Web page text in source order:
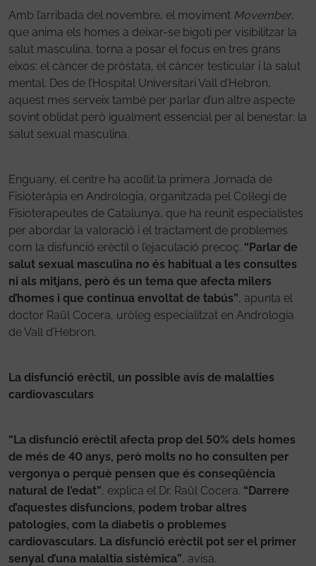
Amb l’arribada del novembre, el moviment Movember,
que anima els homes a deixar-se bigoti per visibilitzar la
salut masculina, torna a posar el focus en tres grans
eixos: el càncer de pròstata, el càncer testicular i la salut
mental. Des de l’Hospital Universitari Vall d’Hebron,
aquest mes serveix també per parlar d’un altre aspecte
sovint oblidat però igualment essencial per al benestar: la
salut sexual masculina.
Enguany, el centre ha acollit la primera Jornada de
Fisioteràpia en Andrologia, organitzada pel Col·legi de
Fisioterapeutes de Catalunya, que ha reunit especialistes
per abordar la valoració i el tractament de problemes
com la disfunció erèctil o l’ejaculació precoç. “Parlar de
salut sexual masculina no és habitual a les consultes
ni als mitjans, però és un tema que afecta milers
d’homes i que continua envoltat de tabús”, apunta el
doctor Raül Cocera, uròleg especialitzat en Andrologia
de Vall d’Hebron.
La disfunció erèctil, un possible avís de malalties
cardiovasculars
“La disfunció erèctil afecta prop del 50% dels homes
de més de 40 anys, però molts no ho consulten per
vergonya o perquè pensen que és conseqüència
natural de l’edat”, explica el Dr. Raül Cocera. “Darrere
d’aquestes disfuncions, podem trobar altres
patologies, com la diabetis o problemes
cardiovasculars. La disfunció erèctil pot ser el primer
senyal d’una malaltia sistèmica”, avisa.